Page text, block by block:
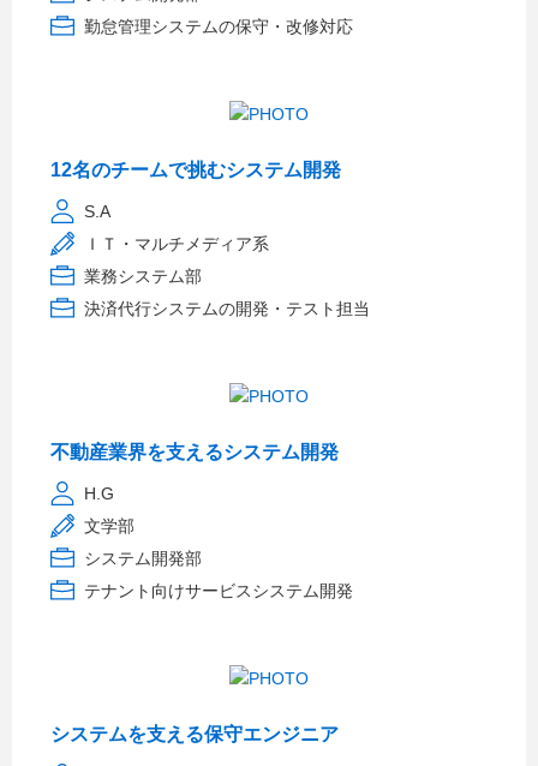
勤怠管理システムの保守・改修対応
12名のチームで挑むシステム開発
S.A
ＩＴ・マルチメディア系
業務システム部
決済代行システムの開発・テスト担当
不動産業界を支えるシステム開発
H.G
文学部
システム開発部
テナント向けサービスシステム開発
システムを支える保守エンジニア